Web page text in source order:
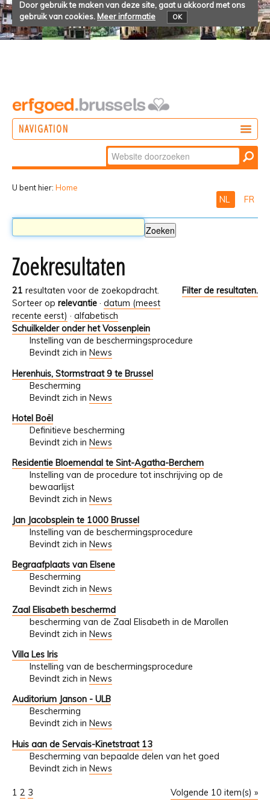
Door gebruik te maken van deze site, gaat u akkoord met ons
gebruik van cookies. Meer informatie OK
NAVIGATION
Zoek
Geavanceerd
U bent hier: Home
NL FR
Zoekresultaten
21 resultaten voor de zoekopdracht.
Filter de resultaten.
Sorteer op relevantie · datum (meest
recente eerst) · alfabetisch
Schuilkelder onder het Vossenplein
Instelling van de beschermingsprocedure
Bevindt zich in News
Herenhuis, Stormstraat 9 te Brussel
Bescherming
Bevindt zich in News
Hotel Boël
Definitieve bescherming
Bevindt zich in News
Residentie Bloemendal te Sint-Agatha-Berchem
Instelling van de procedure tot inschrijving op de
bewaarlijst
Bevindt zich in News
Jan Jacobsplein te 1000 Brussel
Instelling van de beschermingsprocedure
Bevindt zich in News
Begraafplaats van Elsene
Bescherming
Bevindt zich in News
Zaal Elisabeth beschermd
bescherming van de Zaal Elisabeth in de Marollen
Bevindt zich in News
Villa Les Iris
Instelling van de beschermingsprocedure
Bevindt zich in News
Auditorium Janson - ULB
Bescherming
Bevindt zich in News
Huis aan de Servais-Kinetstraat 13
Bescherming van bepaalde delen van het goed
Bevindt zich in News
Volgende 10 item(s) »
1 2 3